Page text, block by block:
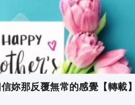
向街坊傳福音，實在為她非常感謝
媽媽外，也能把天堂帶到媽媽們的
天父給人在路加福音四章18節的應
我身上， 因為他用膏膏我， 叫我
我報告： 被擄的得釋放， 瞎眼的
天有兩位年青人在
信耶穌及有一位自以為自己已受
妳那反覆無常的感覺【轉載